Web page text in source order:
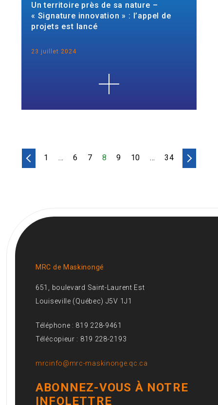
Un territoire près de sa nature –
« Signature innovation » : l’appel de
projets est lancé
23 juillet 2024
1 … 6 7 8 9 10 … 34
MRC de Maskinongé
651, boulevard Saint-Laurent Est
Louiseville (Québec) J5V 1J1
Téléphone : 819 228-9461
Télécopieur : 819 228-2193
mrcinfo@mrc-maskinonge.qc.ca
ABONNEZ-VOUS À NOTRE
INFOLETTRE